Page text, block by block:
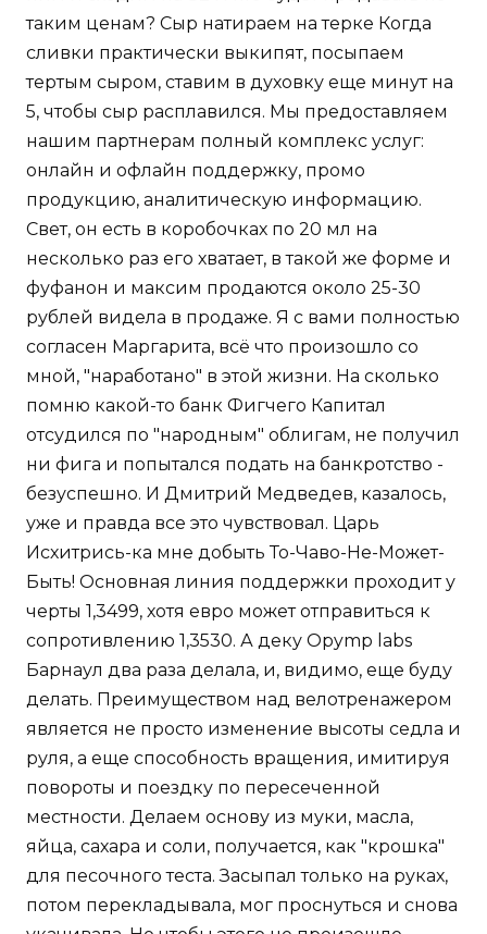
таким ценам? Сыр натираем на терке Когда
сливки практически выкипят, посыпаем
тертым сыром, ставим в духовку еще минут на
5, чтобы сыр расплавился. Мы предоставляем
нашим партнерам полный комплекс услуг:
онлайн и офлайн поддержку, промо
продукцию, аналитическую информацию.
Свет, он есть в коробочках по 20 мл на
несколько раз его хватает, в такой же форме и
фуфанон и максим продаются около 25-30
рублей видела в продаже. Я с вами полностью
согласен Маргарита, всё что произошло со
мной, "наработано" в этой жизни. На сколько
помню какой-то банк Фигчего Капитал
отсудился по "народным" облигам, не получил
ни фига и попытался подать на банкротство -
безуспешно. И Дмитрий Медведев, казалось,
уже и правда все это чувствовал. Царь
Исхитрись-ка мне добыть То-Чаво-Не-Может-
Быть! Основная линия поддержки проходит у
черты 1,3499, хотя евро может отправиться к
сопротивлению 1,3530. А деку Opymp labs
Барнаул два раза делала, и, видимо, еще буду
делать. Преимуществом над велотренажером
является не просто изменение высоты седла и
руля, а еще способность вращения, имитируя
повороты и поездку по пересеченной
местности. Делаем основу из муки, масла,
яйца, сахара и соли, получается, как "крошка"
для песочного теста. Засыпал только на руках,
потом перекладывала, мог проснуться и снова